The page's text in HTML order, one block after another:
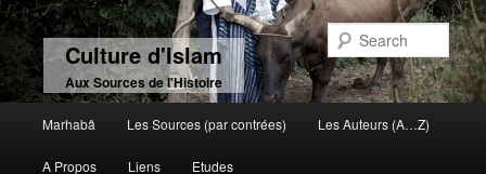
Culture d'Islam
Aux Sources de l'Histoire
Skip to primary content
Skip to secondary content
Marhabâ Les Sources (par contrées) Les Auteurs (A…Z)
A Propos Liens Etudes